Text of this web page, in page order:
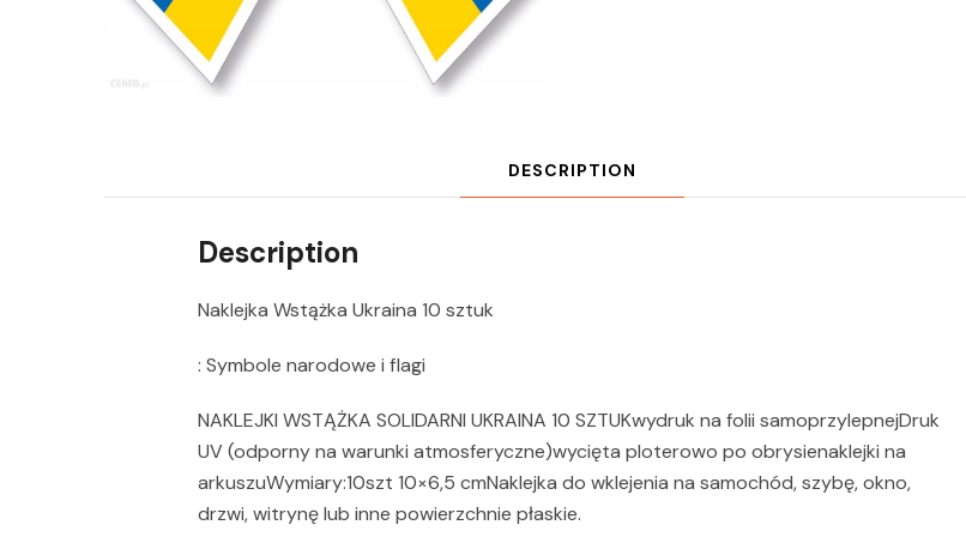
DESCRIPTION
Description
Naklejka Wstążka Ukraina 10 sztuk
: Symbole narodowe i flagi
NAKLEJKI WSTĄŻKA SOLIDARNI UKRAINA 10 SZTUKwydruk na folii samoprzylepnejDruk
UV (odporny na warunki atmosferyczne)wycięta ploterowo po obrysienaklejki na
arkuszuWymiary:10szt 10×6,5 cmNaklejka do wklejenia na samochód, szybę, okno,
drzwi, witrynę lub inne powierzchnie płaskie.